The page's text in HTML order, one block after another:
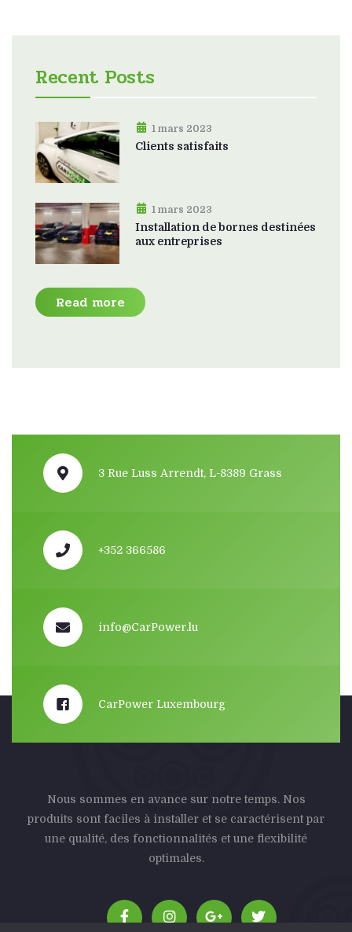
Recent Posts
1 mars 2023
Clients satisfaits
1 mars 2023
Installation de bornes destinées
aux entreprises
Read more
3 Rue Luss Arrendt, L-8389 Grass
+352 366586
info@CarPower.lu
CarPower Luxembourg
Nous sommes en avance sur notre temps. Nos
produits sont faciles à installer et se caractérisent par
une qualité, des fonctionnalités et une flexibilité
optimales.